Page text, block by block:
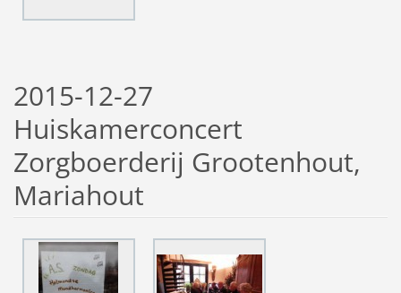
2015-12-27
Huiskamerconcert
Zorgboerderij Grootenhout,
Mariahout